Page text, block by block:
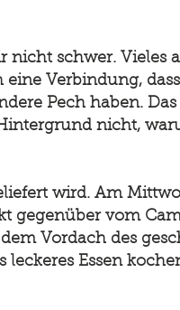
schwer. Vieles
Verbindung,
Pech haben.
nicht,
wird. Am
gegenüber vom
Vordach des
Essen